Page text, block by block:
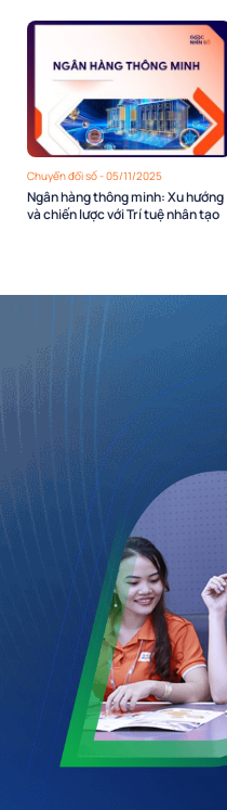
Chuyển đổi số - 05/11/2025
Ngân hàng thông minh: Xu hướng
và chiến lược với Trí tuệ nhân tạo